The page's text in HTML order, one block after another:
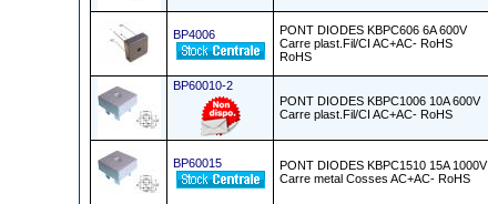
BP4006
PONT DIODES KBPC606 6A 600V
Carre plast.Fil/CI AC+AC- RoHS
RoHS
BP60010-2
PONT DIODES KBPC1006 10A 600V
Carre plast.Fil/CI AC+AC- RoHS
BP60015
PONT DIODES KBPC1510 15A 1000V
Carre metal Cosses AC+AC- RoHS